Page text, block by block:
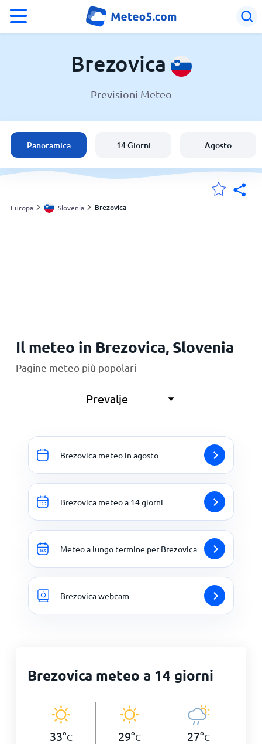
Slovenia
Italia
Svizzera
Brezovica
Previsioni Meteo
Panoramica 14 Giorni Agosto
Europa Slovenia Brezovica
Il meteo in Brezovica, Slovenia
Pagine meteo più popolari
Brezovica meteo in agosto
Brezovica meteo a 14 giorni
Meteo a lungo termine per Brezovica
Brezovica webcam
Brezovica meteo a 14 giorni
33°C 29°C 27°C